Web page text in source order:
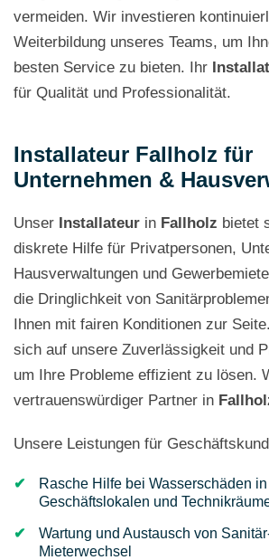
vermeiden. Wir investieren
Weiterbildung unseres Teams, um
besten Service zu bieten. Ihr
für Qualität und Professionalität.
Installateur Fallholz für
Unternehmen &
Unser Installateur in Fallholz bietet
diskrete Hilfe für Privatpersonen,
Hausverwaltungen und
die Dringlichkeit von
Ihnen mit fairen Konditionen zur
sich auf unsere Zuverlässigkeit und
um Ihre Probleme effizient zu lösen.
vertrauenswürdiger Partner in
Unsere Leistungen für
Rasche Hilfe bei Wasserschäden
Geschäftslokalen und
Wartung und Austausch von
Mieterwechsel